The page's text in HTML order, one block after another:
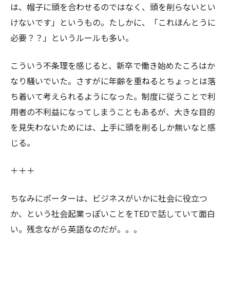
は、帽子に頭を合わせるのではなく、頭を削らないとい
けないです」というもの。たしかに、「これほんとうに
必要？？」というルールも多い。
こういう不条理を感じると、新卒で働き始めたころはか
なり騒いでいた。さすがに年齢を重ねるとちょっとは落
ち着いて考えられるようになった。制度に従うことで利
用者の不利益になってしまうこともあるが、大きな目的
を見失わないためには、上手に頭を削るしか無いなと感
じる。
＋＋＋
ちなみにポーターは、ビジネスがいかに社会に役立つ
か、という社会起業っぽいことをTEDで話していて面白
い。残念ながら英語なのだが。。。